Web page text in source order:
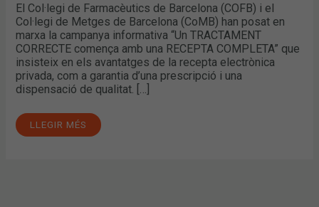
El Col·legi de Farmacèutics de Barcelona (COFB) i el
Col·legi de Metges de Barcelona (CoMB) han posat en
marxa la campanya informativa “Un TRACTAMENT
CORRECTE comença amb una RECEPTA COMPLETA” que
insisteix en els avantatges de la recepta electrònica
privada, com a garantia d’una prescripció i una
dispensació de qualitat. […]
LLEGIR MÉS